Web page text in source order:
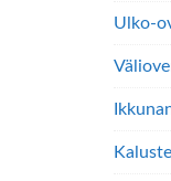
Ulko-